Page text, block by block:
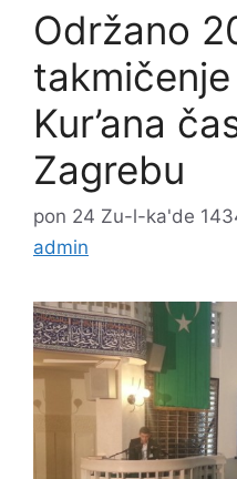
Održano
Kur’ana
Zagrebu
pon 24 Zu-l-ka'de
admin